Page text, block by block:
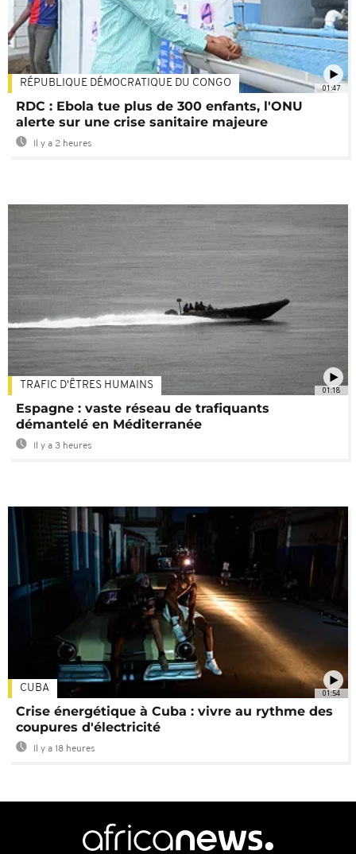
01:47
RÉPUBLIQUE DÉMOCRATIQUE DU CONGO
RDC : Ebola tue plus de 300 enfants, l'ONU
alerte sur une crise sanitaire majeure
Il y a 2 heures
01:18
TRAFIC D'ÊTRES HUMAINS
Espagne : vaste réseau de trafiquants
démantelé en Méditerranée
Il y a 3 heures
01:54
CUBA
Crise énergétique à Cuba : vivre au rythme des
coupures d'électricité
Il y a 18 heures